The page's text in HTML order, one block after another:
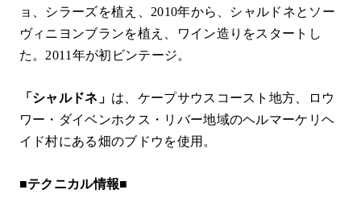
ョ、シラーズを植え、2010年から、シャルドネとソー
ヴィニヨンブランを植え、ワイン造りをスタートし
た。2011年が初ビンテージ。
「シャルドネ」 は、ケープサウスコースト地方、ロウ
ワー・ダイベンホクス・リバー地域のヘルマーケリヘ
イド村にある畑のブドウを使用。
■テクニカル情報■